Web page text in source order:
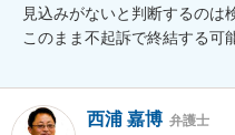
見込みがないと判断するのは
このまま不起訴で終結する可
西浦 嘉博 弁護士